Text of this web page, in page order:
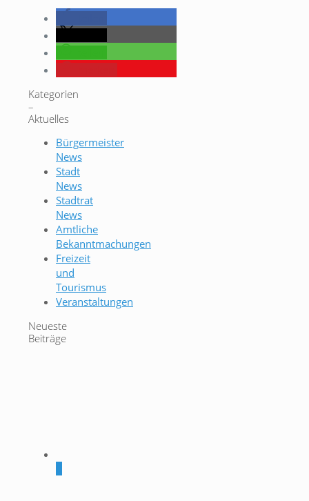
Kategorien
–
Aktuelles
Bürgermeister
News
Stadt
News
Stadtrat
News
Amtliche
Bekanntmachungen
Freizeit
und
Tourismus
Veranstaltungen
Neueste
Beiträge